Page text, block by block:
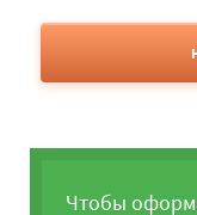
Чтобы